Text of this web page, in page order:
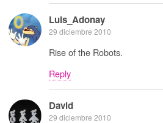
Luis_Adonay
29 diciembre 2010
Rise of the Robots.
Reply
David
29 diciembre 2010